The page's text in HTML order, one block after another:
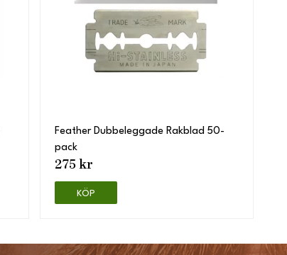
Feather Dubbeleggade Rakblad 50-
pack
275 kr
KÖP